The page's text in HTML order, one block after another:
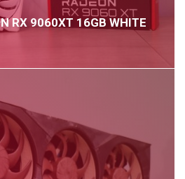
RX 9060XT 16GB WHITE